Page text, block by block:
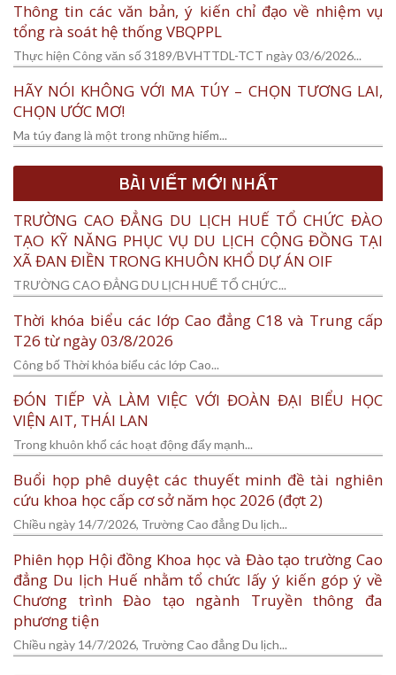
Thông tin các văn bản, ý kiến chỉ đạo về nhiệm vụ
tổng rà soát hệ thống VBQPPL
Thực hiện Công văn số 3189/BVHTTDL-TCT ngày 03/6/2026...
HÃY NÓI KHÔNG VỚI MA TÚY – CHỌN TƯƠNG LAI,
CHỌN ƯỚC MƠ!
Ma túy đang là một trong những hiểm...
BÀI VIẾT MỚI NHẤT
TRƯỜNG CAO ĐẲNG DU LỊCH HUẾ TỔ CHỨC ĐÀO
TẠO KỸ NĂNG PHỤC VỤ DU LỊCH CỘNG ĐỒNG TẠI
XÃ ĐAN ĐIỀN TRONG KHUÔN KHỔ DỰ ÁN OIF
TRƯỜNG CAO ĐẲNG DU LỊCH HUẾ TỔ CHỨC...
Thời khóa biểu các lớp Cao đẳng C18 và Trung cấp
T26 từ ngày 03/8/2026
Công bố Thời khóa biểu các lớp Cao...
ĐÓN TIẾP VÀ LÀM VIỆC VỚI ĐOÀN ĐẠI BIỂU HỌC
VIỆN AIT, THÁI LAN
Trong khuôn khổ các hoạt động đẩy mạnh...
Buổi họp phê duyệt các thuyết minh đề tài nghiên
cứu khoa học cấp cơ sở năm học 2026 (đợt 2)
Chiều ngày 14/7/2026, Trường Cao đẳng Du lịch...
Phiên họp Hội đồng Khoa học và Đào tạo trường Cao
đẳng Du lịch Huế nhằm tổ chức lấy ý kiến góp ý về
Chương trình Đào tạo ngành Truyền thông đa
phương tiện
Chiều ngày 14/7/2026, Trường Cao đẳng Du lịch...